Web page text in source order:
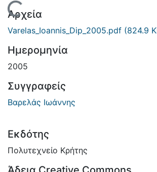
Φόρτωση...
Αρχεία
Varelas_Ioannis_Dip_2005.pdf (824.9
Ημερομηνία
2005
Συγγραφείς
Βαρελάς Ιωάννης
Εκδότης
Πολυτεχνείο Κρήτης